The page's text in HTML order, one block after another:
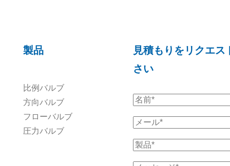
製品
比例バルブ
方向バルブ
フローバルブ
圧力バルブ
見積もりをリクエス
さい